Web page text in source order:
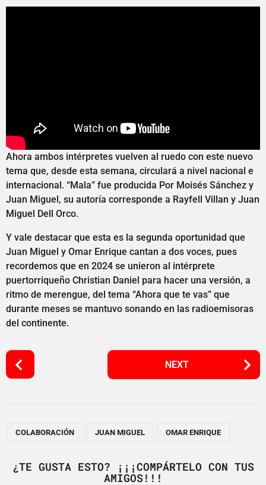
Ahora ambos intérpretes vuelven al ruedo con este nuevo
tema que, desde esta semana, circulará a nivel nacional e
internacional. “Mala” fue producida Por Moisés Sánchez y
Juan Miguel, su autoría corresponde a Rayfell Villan y Juan
Miguel Dell Orco.
Y vale destacar que esta es la segunda oportunidad que
Juan Miguel y Omar Enrique cantan a dos voces, pues
recordemos que en 2024 se unieron al intérprete
puertorriqueño Christian Daniel para hacer una versión, a
ritmo de merengue, del tema “Ahora que te vas” que
durante meses se mantuvo sonando en las radioemisoras
del continente.
P
o
NEXT
COLABORACIÓN JUAN MIGUEL OMAR ENRIQUE
¿TE GUSTA ESTO? ¡¡¡COMPÁRTELO CON TUS
AMIGOS!!!